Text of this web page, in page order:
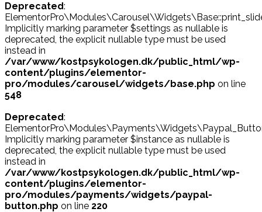
Deprecated:
Implicitly marking parameter $settings as nullable is
deprecated, the explicit nullable type must be used
instead in
/var/www/kostpsykologen.dk/public_html/wp-
content/plugins/elementor-
pro/modules/carousel/widgets/base.php on line
548
Deprecated:
Implicitly marking parameter $instance as nullable is
deprecated, the explicit nullable type must be used
instead in
/var/www/kostpsykologen.dk/public_html/wp-
content/plugins/elementor-
pro/modules/payments/widgets/paypal-
button.php on line 220